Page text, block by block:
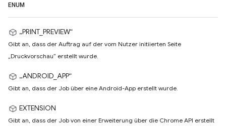
ENUM
„PRINT_PREVIEW“
Gibt an, dass der Auftrag auf der vom Nutzer initiierten Seite
„Druckvorschau“ erstellt wurde.
„ANDROID_APP“
Gibt an, dass der Job über eine Android-App erstellt wurde.
EXTENSION
Gibt an, dass der Job von einer Erweiterung über die Chrome API erstellt